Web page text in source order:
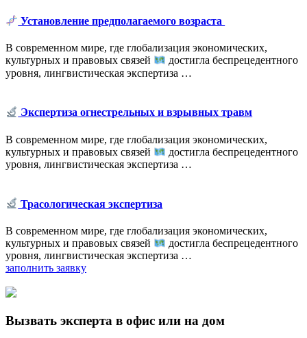
Установление предполагаемого возраста
В современном мире, где глобализация экономических,
культурных и правовых связей
достигла беспрецедентного
уровня, лингвистическая экспертиза …
Экспертиза огнестрельных и взрывных травм
В современном мире, где глобализация экономических,
культурных и правовых связей
достигла беспрецедентного
уровня, лингвистическая экспертиза …
Трасологическая экспертиза
В современном мире, где глобализация экономических,
культурных и правовых связей
достигла беспрецедентного
уровня, лингвистическая экспертиза …
заполнить заявку
Вызвать эксперта в офис или на дом